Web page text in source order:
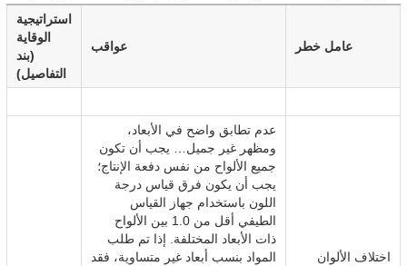
عامل خطر عواقب
استراتيجية
الوقاية
(بند
التفاصيل)
اختلاف الألوان
عدم تطابق واضح في الأبعاد،
ومظهر غير جميل… يجب أن تكون
جميع الألواح من نفس دفعة الإنتاج؛
يجب أن يكون فرق قياس درجة
اللون باستخدام جهاز القياس
الطيفي أقل من 1.0 بين الألواح
ذات الأبعاد المختلفة. إذا تم طلب
المواد بنسب أبعاد غير متساوية، فقد